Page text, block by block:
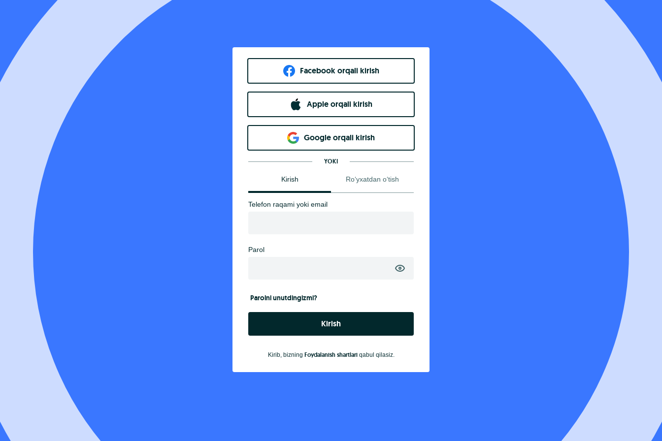
Facebook orqali kirish​
Apple orqali kirish
Goo​g​le orqali kirish
YOKI
Kirish Ro‘yxatdan o‘tish
Telefon raqami yoki email
Parol
Parolni unutdingizmi?
Kirish
Kirib, bizning Foydalanish shartlariqabul qilasiz.